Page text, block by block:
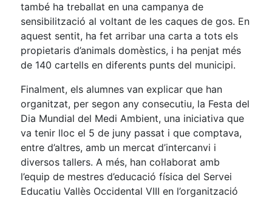
també ha treballat en una campanya de
sensibilització al voltant de les caques de gos. En
aquest sentit, ha fet arribar una carta a tots els
propietaris d’animals domèstics, i ha penjat més
de 140 cartells en diferents punts del municipi.
Finalment, els alumnes van explicar que han
organitzat, per segon any consecutiu, la Festa del
Dia Mundial del Medi Ambient, una iniciativa que
va tenir lloc el 5 de juny passat i que comptava,
entre d’altres, amb un mercat d’intercanvi i
diversos tallers. A més, han col·laborat amb
l’equip de mestres d’educació física del Servei
Educatiu Vallès Occidental VIII en l’organització